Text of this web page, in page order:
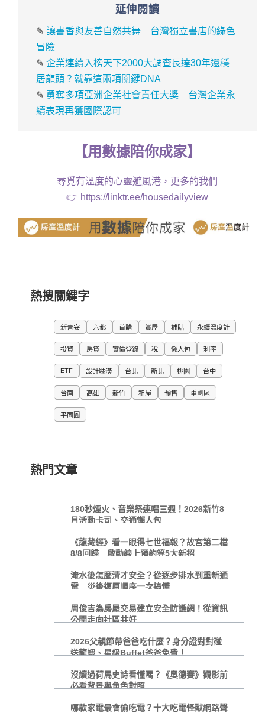
延伸閱讀
✎讓書香與友善自然共舞 台灣獨立書店的綠色
冒險
✎企業連續入榜天下2000大調查長達30年還穩
居龍頭？就靠這兩項關鍵DNA
✎ 勇奪多項亞洲企業社會責任大獎 台灣企業永
續表現再獲國際認可
【用數據陪你成家】
尋覓有溫度的心靈避風港，更多的我們
👉 https://linktr.ee/housedailyview
熱搜關鍵字
新青安 六都 首購 賞屋 補貼 永續溫度計
投資 房貸 實價登錄 稅 懶人包 利率
ETF 設計裝潢 台北 新北 桃園 台中
台南 高雄 新竹 租屋 預售 重劃區
平面圖
熱門文章
180秒煙火、音樂祭連唱三週！2026新竹8
月活動卡司、交通懶人包
《龍藏經》看一眼得七世福報？故宮第二檔
8/8回歸 啟動線上預約等5大新招
淹水後怎麼清才安全？從逐步排水到重新通
電 災後復原順序一次搞懂
周俊吉為房屋交易建立安全防護網！從資訊
公開走向社區共好
2026父親節帶爸爸吃什麼？身分證對對碰
送龍蝦、星級Buffet爸爸免費！
沒讀過荷馬史詩看懂嗎？《奧德賽》觀影前
必看背景與角色對照
哪款家電最會偷吃電？十大吃電怪獸網路聲